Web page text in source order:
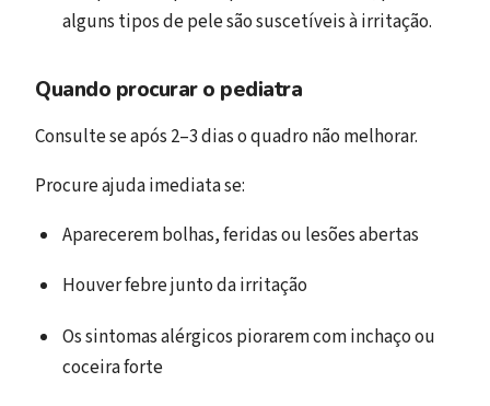
alguns tipos de pele são suscetíveis à irritação.
Quando procurar o pediatra
Consulte se após 2–3 dias o quadro não melhorar.
Procure ajuda imediata se:
Aparecerem bolhas, feridas ou lesões abertas
Houver febre junto da irritação
Os sintomas alérgicos piorarem com inchaço ou
coceira forte